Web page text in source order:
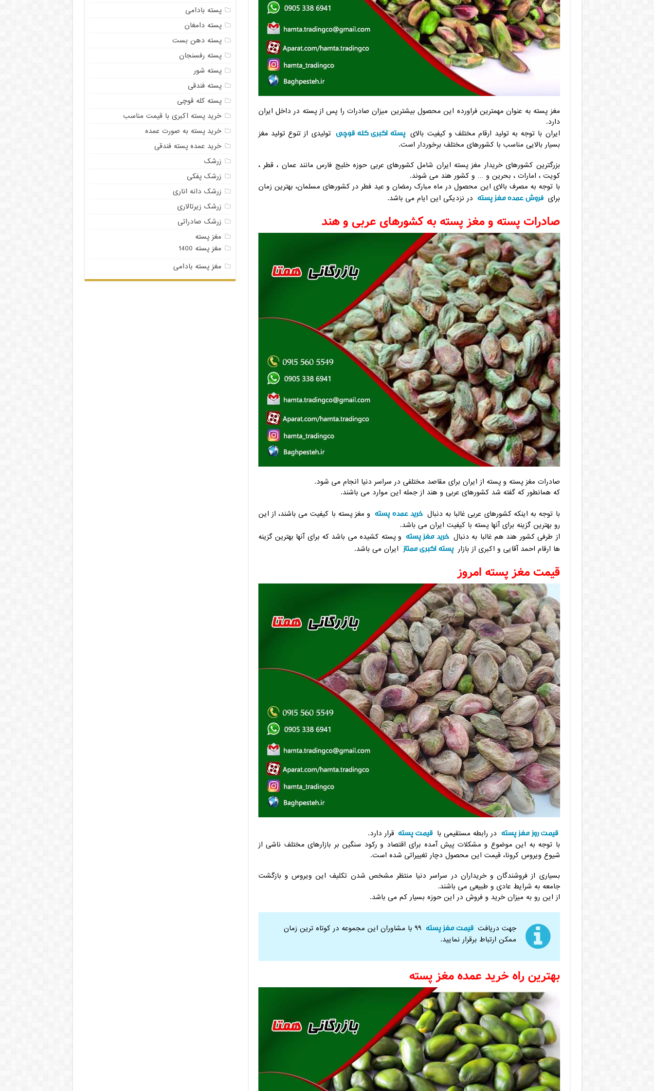
مغز پسته به عنوان مهمترین فراورده این محصول بیشترین میزان صادرات را پس از پسته در داخل ایران
دارد.
ایران با توجه به تولید ارقام مختلف و کیفیت بالای پسته اکبری کله قوچی تولیدی از تنوع تولید مغز
بسیار بالایی مناسب با کشورهای مختلف برخوردار است.
بزرگترین کشورهای خریدار مغز پسته ایران شامل کشورهای عربی حوزه خلیج فارس مانند عمان ، قطر ،
کویت ، امارات ، بحرین و … و کشور هند می شوند.
با توجه به مصرف بالای این محصول در ماه مبارک رمضان و عید فطر در کشورهای مسلمان، بهترین زمان
برای فروش عمده مغز پسته در نزدیکی این ایام می باشد.
صادرات پسته و مغز پسته به کشورهای عربی و هند
صادرات مغز پسته و پسته از ایران برای مقاصد مختلفی در سراسر دنیا انجام می شود.
که همانطور که گفته شد کشورهای عربی و هند از جمله این موارد می باشند.
با توجه به اینکه کشورهای عربی غالبا به دنبال خرید عمده پسته و مغز پسته با کیفیت می باشند، از این
رو بهترین گزینه برای آنها پسته با کیفیت ایران می باشد.
از طرفی کشور هند هم غالبا به دنبال خرید مغز پسته و پسته کشیده می باشد که برای آنها بهترین گزینه
ها ارقام احمد آقایی و اکبری از بازار پسته اکبری ممتاز ایران می باشد.
قیمت مغز پسته امروز
قیمت روز مغز پسته در رابطه مستقیمی با قیمت پسته قرار دارد.
با توجه به این موضوع و مشکلات پیش آمده برای اقتصاد و رکود سنگین بر بازارهای مختلف ناشی از
شیوع ویروس کرونا، قیمت این محصول دچار تغییراتی شده است.
بسیاری از فروشندگان و خریداران در سراسر دنیا منتظر مشخص شدن تکلیف این ویروس و بازگشت
جامعه به شرایط عادی و طبیعی می باشند.
از این رو به میزان خرید و فروش در این حوزه بسیار کم می باشد.
جهت دریافت قیمت مغز پسته
۹۹ با مشاوران این مجموعه در کوتاه ترین زمان
ممکن ارتباط برقرار نمایید.
بهترین راه خرید عمده مغز پسته
پسته بادامی
پسته دامغان
پسته دهن بست
پسته رفسنجان
پسته شور
پسته فندقی
پسته کله قوچی
خرید پسته اکبری با قیمت مناسب
خرید پسته به صورت عمده
خرید عمده پسته فندقی
زرشک
زرشک پفکی
زرشک دانه اناری
زرشک زیرتالاری
زرشک صادراتی
مغز پسته
مغز پسته 1400
مغز پسته بادامی